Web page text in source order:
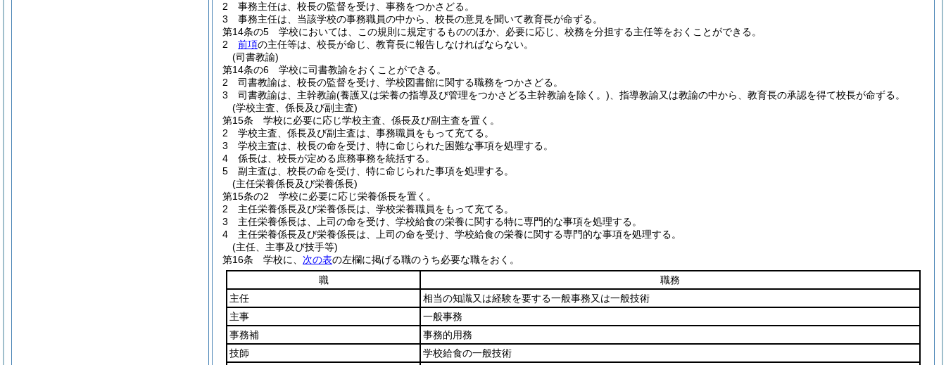
2
事務主任は、校長の監督を受け、事務をつかさどる。
3
事務主任は、当該学校の事務職員の中から、校長の意見を聞いて教育長が命ずる。
第14条の5
学校においては、この規則に規定するもののほか、必要に応じ、校務を分担する主任等をおくことができる。
2
前項の主任等は、校長が命じ、教育長に報告しなければならない。
(司書教諭)
第14条の6
学校に司書教諭をおくことができる。
2
司書教諭は、校長の監督を受け、学校図書館に関する職務をつかさどる。
3
司書教諭は、主幹教諭(養護又は栄養の指導及び管理をつかさどる主幹教諭を除く。) 、指導教諭又は教諭の中から、教育長の承認を得て校長が命ずる。
(学校主査、係長及び副主査)
第15条
学校に必要に応じ学校主査、係長及び副主査を置く。
2
学校主査、係長及び副主査は、事務職員をもって充てる。
3
学校主査は、校長の命を受け、特に命じられた困難な事項を処理する。
4
係長は、校長が定める庶務事務を統括する。
5
副主査は、校長の命を受け、特に命じられた事項を処理する。
(主任栄養係長及び栄養係長)
第15条の2
学校に必要に応じ栄養係長を置く。
2
主任栄養係長及び栄養係長は、学校栄養職員をもって充てる。
3
主任栄養係長は、上司の命を受け、学校給食の栄養に関する特に専門的な事項を処理する。
4
主任栄養係長及び栄養係長は、上司の命を受け、学校給食の栄養に関する専門的な事項を処理する。
(主任、主事及び技手等)
第16条
学校に、 次の表の左欄に掲げる職のうち必要な職をおく。
職
職務
主任
相当の知識又は経験を要する一般事務又は一般技術
主事
一般事務
事務補
事務的用務
技師
学校給食の一般技術